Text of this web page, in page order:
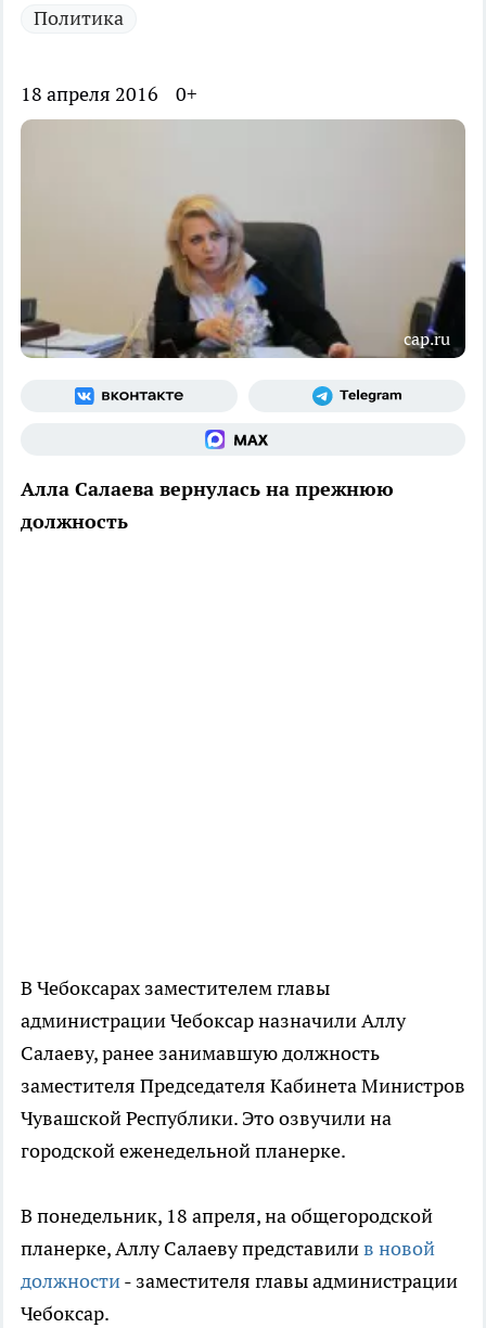
Политика
18 апреля 2016 0+
cap.ru
Алла Салаева вернулась на прежнюю
должность
В Чебоксарах заместителем главы
администрации Чебоксар назначили Аллу
Салаеву, ранее занимавшую должность
заместителя Председателя Кабинета Министров
Чувашской Республики. Это озвучили на
городской еженедельной планерке.
В понедельник, 18 апреля, на общегородской
планерке, Аллу Салаеву представилив новой
должности- заместителя главы администрации
Чебоксар.